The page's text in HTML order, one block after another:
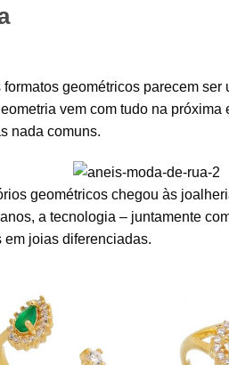
geométricos parecem
vem com tudo na
nada comuns.
geométricos chegou às
a tecnologia – juntamente
joias diferenciadas.
falange flutuante ou
dedinho de gotinha
Anel de